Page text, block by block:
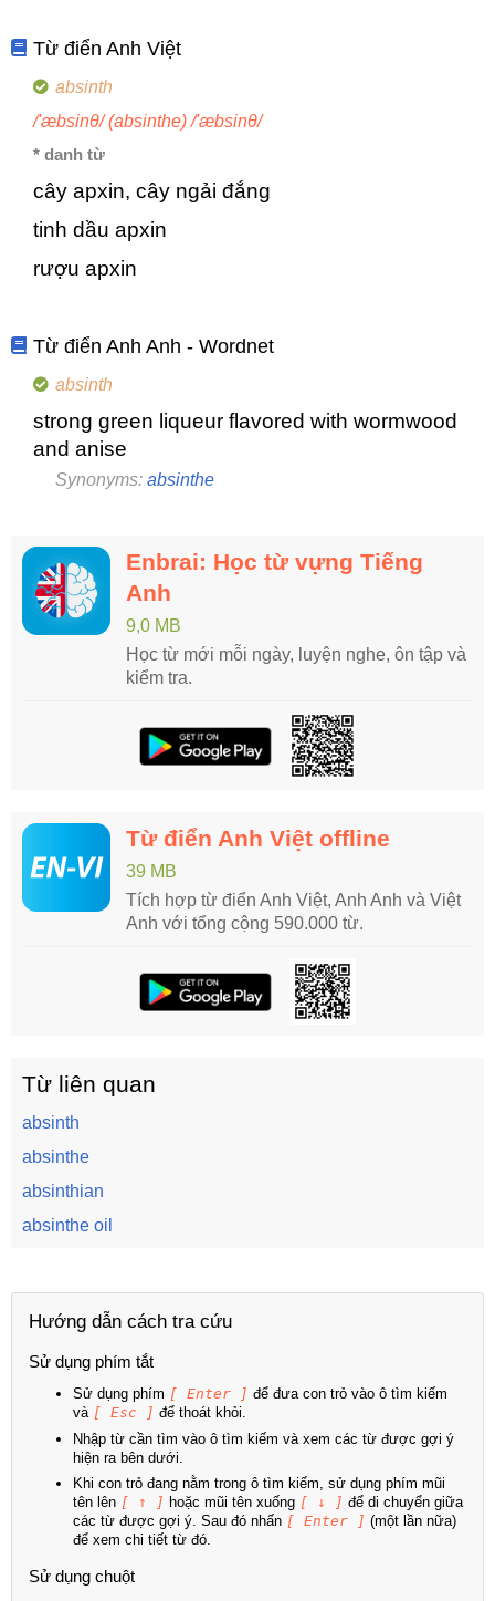
Từ điển Anh Việt
absinth
/'æbsinθ/ (absinthe) /'æbsinθ/
* danh từ
cây apxin, cây ngải đắng
tinh dầu apxin
rượu apxin
Từ điển Anh Anh - Wordnet
absinth
strong green liqueur flavored with wormwood
and anise
Synonyms: absinthe
Enbrai: Học từ vựng Tiếng
Anh
9,0 MB
Học từ mới mỗi ngày, luyện nghe, ôn tập và
kiểm tra.
Từ điển Anh Việt offline
39 MB
Tích hợp từ điển Anh Việt, Anh Anh và Việt
Anh với tổng cộng 590.000 từ.
Từ liên quan
absinth
absinthe
absinthian
absinthe oil
Hướng dẫn cách tra cứu
Sử dụng phím tắt
Sử dụng phím [ Enter ] để đưa con trỏ vào ô tìm kiếm
và [ Esc ] để thoát khỏi.
Nhập từ cần tìm vào ô tìm kiếm và xem các từ được gợi ý
hiện ra bên dưới.
Khi con trỏ đang nằm trong ô tìm kiếm, sử dụng phím mũi
tên lên [ ↑ ] hoặc mũi tên xuống [ ↓ ] để di chuyển giữa
các từ được gợi ý. Sau đó nhấn [ Enter ] (một lần nữa)
để xem chi tiết từ đó.
Sử dụng chuột